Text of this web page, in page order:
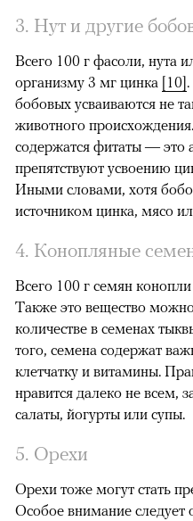
3. Нут и другие
Всего 100 г фасоли, нута
организму 3 мг цинка [10]
бобовых усваиваются не
животного
содержатся фитаты — это
препятствуют усвоению
Иными словами, хотя
источником цинка, мясо
4. Конопляные
Всего 100 г семян
Также это вещество
количестве в семенах
того, семена содержат
клетчатку и витамины.
нравится далеко не всем,
салаты, йогурты или супы.
5. Орехи
Орехи тоже могут стать
Особое внимание